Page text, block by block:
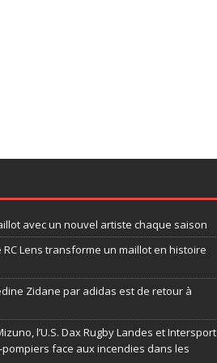
avec un nouvel artiste chaque saison
Lens transforme un maillot en histoire
Zidane par adidas est de retour à
l’U.S. Dax Rugby Landes et Intersport
face aux incendies dans les